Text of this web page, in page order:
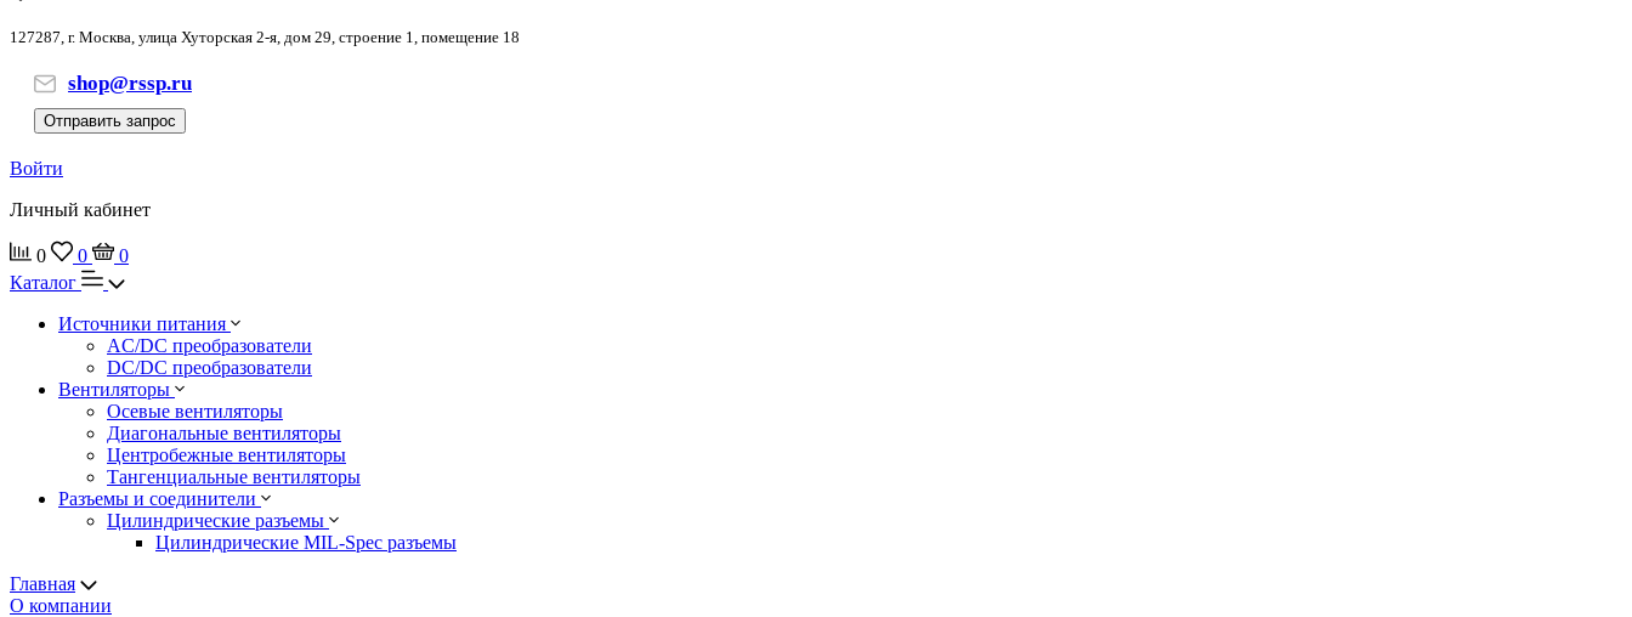
127287, г. Москва, улица Хуторская 2-я, дом 29, строение 1, помещение 18
shop@rssp.ru
Отправить запрос
Войти
Личный кабинет
0 0
0
Каталог
Источники питания
AC/DC преобразователи
DC/DC преобразователи
Вентиляторы
Осевые вентиляторы
Диагональные вентиляторы
Центробежные вентиляторы
Тангенциальные вентиляторы
Разъемы и соединители
Цилиндрические разъемы
Цилиндрические MIL-Spec разъемы
Главная
О компании